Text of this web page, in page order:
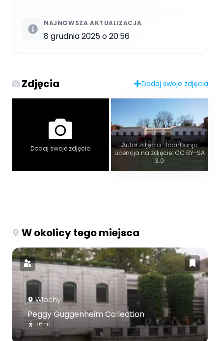
NAJNOWSZA AKTUALIZACJA
8 grudnia 2025 o 20:56
Zdjęcia Dodaj swoje zdjęcia
Dodaj swoje zdjęcia
Autor zdjęcia: Joanbanjo
Licencja na zdjęcie: CC BY-SA
3.0
W okolicy tego miejsca
Włochy
Peggy Guggenheim Collection
36 m